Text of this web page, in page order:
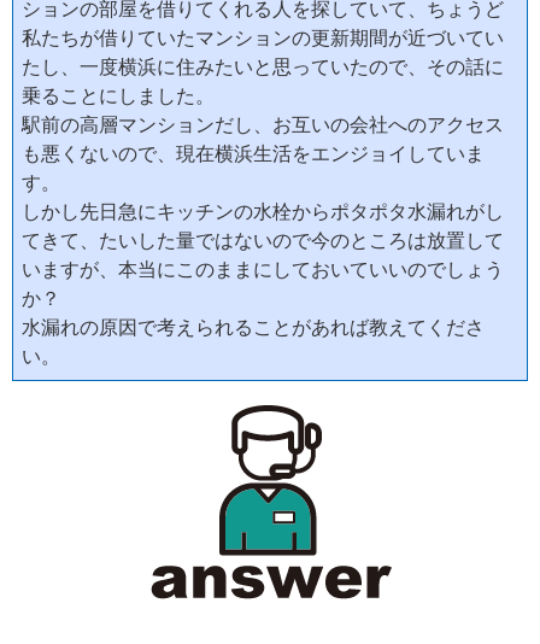
ションの部屋を借りてくれる人を探していて、ちょうど
私たちが借りていたマンションの更新期間が近づいてい
たし、一度横浜に住みたいと思っていたので、その話に
乗ることにしました。
駅前の高層マンションだし、お互いの会社へのアクセス
も悪くないので、現在横浜生活をエンジョイしていま
す。
しかし先日急にキッチンの水栓からポタポタ水漏れがし
てきて、たいした量ではないので今のところは放置して
いますが、本当にこのままにしておいていいのでしょう
か？
水漏れの原因で考えられることがあれば教えてくださ
い。